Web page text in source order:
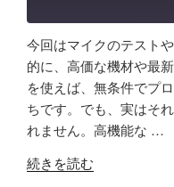
Amazon
RSS
RSS FEED
SHARE
LINK
EMBED
今回はマイクのテスト
的に、高価な機材や最
を使えば、無条件でプ
ちです。でも、実はそ
れません。高機能な …
"【音
続きを読む